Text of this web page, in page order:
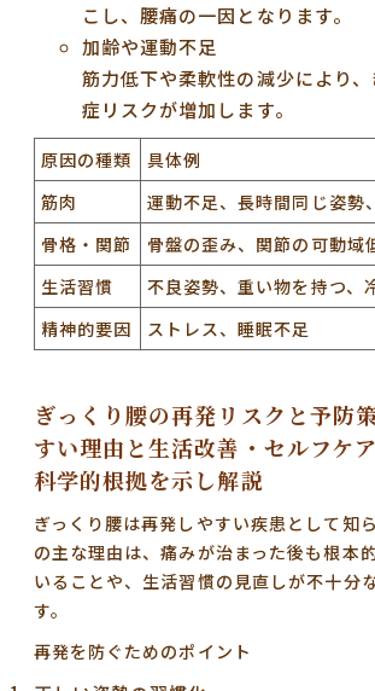
こし、腰痛の一因となります。
加齢や運動不足
筋力低下や柔軟性の減少により
症リスクが増加します。
原因の種類
具体例
筋肉
運動不足、長時間同じ姿勢
骨格・関節
骨盤の歪み、関節の可動域
生活習慣
不良姿勢、重い物を持つ、
精神的要因
ストレス、睡眠不足
ぎっくり腰の再発リスクと予防
すい理由と生活改善・セルフケ
科学的根拠を示し解説
ぎっくり腰は再発しやすい疾患として知
の主な理由は、痛みが治まった後も根本
いることや、生活習慣の見直しが不十分
す。
再発を防ぐためのポイント